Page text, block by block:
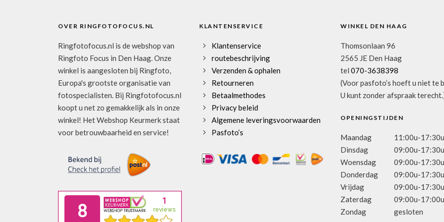
OVER RINGFOTOFOCUS.NL
Ringfotofocus.nl is de webshop van
Ringfoto Focus in Den Haag. Onze
winkel is aangesloten bij Ringfoto,
Europa's grootste organisatie van
fotospecialisten. Bij Ringfotofocus.nl
koopt u net zo gemakkelijk als in onze
winkel! Het Webshop Keurmerk staat
voor betrouwbaarheid en service!
KLANTENSERVICE
Klantenservice
routebeschrijving
Verzenden & ophalen
Retourneren
Betaalmethodes
Privacy beleid
Algemene leveringsvoorwaarden
Pasfoto’s
WINKEL DEN HAAG
Thomsonlaan 96
2565 JE Den Haag
tel 070-3638398
(Voor pasfoto’s hoeft u niet te
U kunt zonder afspraak
OPENINGSTIJDEN
Maandag
11:00u-17:30u
Dinsdag
09:00u-17:30u
Woensdag
09:00u-17:30u
Donderdag
09:00u-17:30u
Vrijdag
09:00u-17:30u
Zaterdag
09:00u-17:00u
Zondag
gesloten